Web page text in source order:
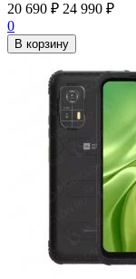
20 690 ₽ 24 990 ₽
0
В корзину